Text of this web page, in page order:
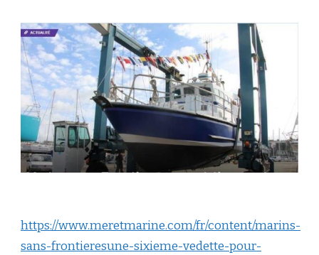
https://www.meretmarine.com/fr/content/marins-
sans-frontieresune-sixieme-vedette-pour-